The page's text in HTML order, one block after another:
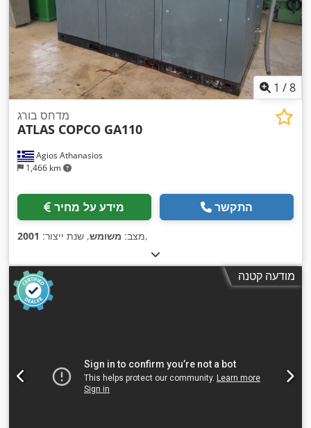
1 /8
Agios Athanasios
1,466 km
מדחס בורג
ATLAS COPCO GA110
מידע על מחיר התקשר
מצב: משומש, שנת ייצור: 2001 ,
מודעה קטנה